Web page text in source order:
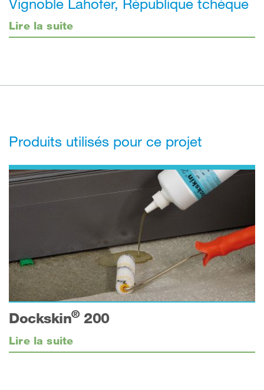
Lire la suite
Produits utilisés pour ce projet
Dockskin® 200
Lire la suite